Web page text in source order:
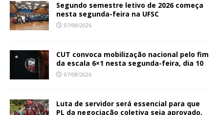
Segundo semestre letivo de 2026 começa
nesta segunda-feira na UFSC
07/08/2026
CUT convoca mobilização nacional pelo fim
da escala 6×1 nesta segunda-feira, dia 10
07/08/2026
Luta de servidor será essencial para que
PL da negociação coletiva seja aprovado,